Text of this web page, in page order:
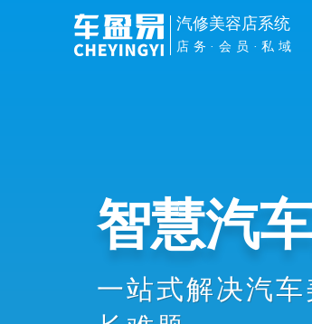
汽修美容店系统
店务·会员·私域
管理
手机扫车牌接
员办卡消费、